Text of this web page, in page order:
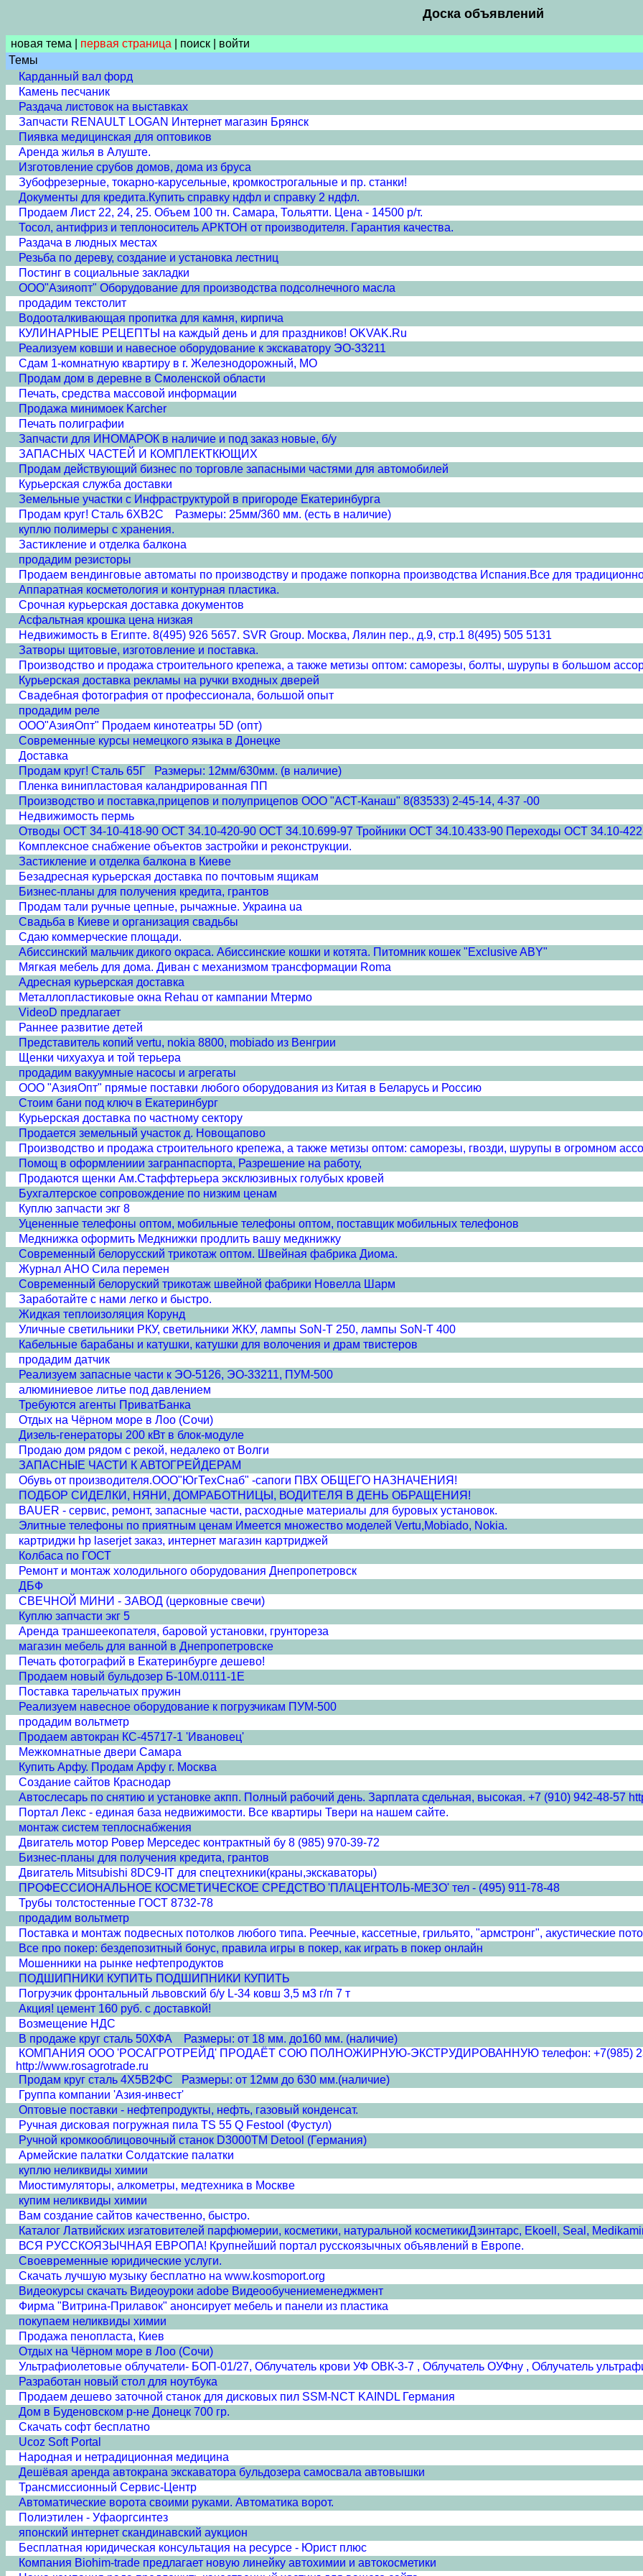
Доска объявлений
новая тема первая страница поиск войти
Темы
Карданный вал форд
Камень песчаник
Раздача листовок на выставках
Запчасти RENAULT LOGAN Интернет магазин Брянск
Пиявка медицинская для оптовиков
Аренда жилья в Алуште.
Изготовление срубов домов, дома из бруса
Зубофрезерные, токарно-карусельные, кромкострогальные и пр. станки!
Документы для кредита.Купить справку ндфл и справку 2 ндфл.
Продаем Лист 22, 24, 25. Объем 100 тн. Самара, Тольятти. Цена - 14500 р/т.
Тосол, антифриз и теплоноситель АРКТОН от производителя. Гарантия качества.
Раздача в людных местах
Резьба по дереву, создание и установка лестниц
Постинг в социальные закладки
ООО"Азияопт" Оборудование для производства подсолнечного масла
продадим текстолит
Водооталкивающая пропитка для камня, кирпича
КУЛИНАРНЫЕ РЕЦЕПТЫ на каждый день и для праздников! OKVAK.Ru
Реализуем ковши и навесное оборудование к экскаватору ЭО-33211
Сдам 1-комнатную квартиру в г. Железнодорожный, МО
Продам дом в деревне в Смоленской области
Печать, средства массовой информации
Продажа минимоек Karcher
Печать полиграфии
Запчасти для ИНОМАРОК в наличие и под заказ новые, б/у
ЗАПАСНЫХ ЧАСТЕЙ И КОМПЛЕКТКЮЩИХ
Продам действующий бизнес по торговле запасными частями для автомобилей
Курьерская служба доставки
Земельные участки с Инфраструктурой в пригороде Екатеринбурга
Продам круг! Сталь 6ХВ2С Размеры: 25мм/360 мм. (есть в наличие)
куплю полимеры с хранения.
Застикление и отделка балкона
продадим резисторы
Продаем вендинговые автоматы по производству и продаже попкорна производства Испания.Все для
Аппаратная косметология и контурная пластика.
Срочная курьерская доставка документов
Асфальтная крошка цена низкая
Недвижимость в Египте. 8(495) 926 5657. SVR Group. Москва, Лялин пер., д.9, стр.1 8(495) 505 5131
Затворы щитовые, изготовление и поставка.
Производство и продажа строительного крепежа, а также метизы оптом: саморезы, болты, шурупы в большом
Курьерская доставка рекламы на ручки входных дверей
Свадебная фотография от профессионала, большой опыт
продадим реле
ООО"АзияОпт" Продаем кинотеатры 5D (опт)
Современные курсы немецкого языка в Донецке
Доставка
Продам круг! Сталь 65Г Размеры: 12мм/630мм. (в наличие)
Пленка винипластовая каландрированная ПП
Производство и поставка,прицепов и полуприцепов ООО "АСТ-Канаш" 8(83533) 2-45-14, 4-37 -00
Недвижимость пермь
Отводы ОСТ 34-10-418-90 ОСТ 34.10-420-90 ОСТ 34.10.699-97 Тройники ОСТ 34.10.433-90 Переходы ОСТ 34.10-
Комплексное снабжение объектов застройки и реконструкции.
Застикление и отделка балкона в Киеве
Безадресная курьерская доставка по почтовым ящикам
Бизнес-планы для получения кредита, грантов
Продам тали ручные цепные, рычажные. Украина ua
Свадьба в Киеве и организация свадьбы
Сдаю коммерческие площади.
Абиссинский мальчик дикого окраса. Абиссинские кошки и котята. Питомник кошек "Exclusive ABY"
Мягкая мебель для дома. Диван с механизмом трансформации Roma
Адресная курьерская доставка
Металлопластиковые окна Rehau от кампании Мтермо
VideoD предлагает
Раннее развитие детей
Представитель копий vertu, nokia 8800, mobiado из Венгрии
Щенки чихуахуа и той терьера
продадим вакуумные насосы и агрегаты
ООО "АзияОпт" прямые поставки любого оборудования из Китая в Беларусь и Россию
Стоим бани под ключ в Екатеринбург
Курьерская доставка по частному сектору
Продается земельный участок д. Новощапово
Производство и продажа строительного крепежа, а также метизы оптом: саморезы, гвозди, шурупы в огромном
Помощ в оформлениии загранпаспорта, Разрешение на работу,
Продаются щенки Ам.Стаффтерьера эксклюзивных голубых кровей
Бухгалтерское сопровождение по низким ценам
Куплю запчасти экг 8
Уцененные телефоны оптом, мобильные телефоны оптом, поставщик мобильных телефонов
Медкнижка оформить Медкнижки продлить вашу медкнижку
Современный белорусский трикотаж оптом. Швейная фабрика Диома.
Журнал АНО Сила перемен
Современный белоруский трикотаж швейной фабрики Новелла Шарм
Заработайте с нами легко и быстро.
Жидкая теплоизоляция Корунд
Уличные светильники РКУ, светильники ЖКУ, лампы SoN-T 250, лампы SoN-T 400
Кабельные барабаны и катушки, катушки для волочения и драм твистеров
продадим датчик
Реализуем запасные части к ЭО-5126, ЭО-33211, ПУМ-500
алюминиевое литье под давлением
Требуются агенты ПриватБанка
Отдых на Чёрном море в Лоо (Сочи)
Дизель-генераторы 200 кВт в блок-модуле
Продаю дом рядом с рекой, недалеко от Волги
ЗАПАСНЫЕ ЧАСТИ К АВТОГРЕЙДЕРАМ
Обувь от производителя.ООО"ЮгТехСнаб" -сапоги ПВХ ОБЩЕГО НАЗНАЧЕНИЯ!
ПОДБОР СИДЕЛКИ, НЯНИ, ДОМРАБОТНИЦЫ, ВОДИТЕЛЯ В ДЕНЬ ОБРАЩЕНИЯ!
BAUER - сервис, ремонт, запасные части, расходные материалы для буровых установок.
Элитные телефоны по приятным ценам Имеется множество моделей Vertu,Mobiado, Nokia.
картриджи hp laserjet заказ, интернет магазин картриджей
Колбаса по ГОСТ
Ремонт и монтаж холодильного оборудования Днепропетровск
ДБФ
СВЕЧНОЙ МИНИ - ЗАВОД (церковные свечи)
Куплю запчасти экг 5
Аренда траншеекопателя, баровой установки, грунтореза
магазин мебель для ванной в Днепропетровске
Печать фотографий в Екатеринбурге дешево!
Продаем новый бульдозер Б-10М.0111-1Е
Поставка тарельчатых пружин
Реализуем навесное оборудование к погрузчикам ПУМ-500
продадим вольтметр
Продаем автокран КС-45717-1 'Ивановец'
Межкомнатные двери Cамара
Купить Арфу. Продам Арфу г. Москва
Создание сайтов Краснодар
Автослесарь по снятию и установке акпп. Полный рабочий день. Зарплата сдельная, высокая. +7 (910) 942-48-57
Портал Лекс - единая база недвижимости. Все квартиры Твери на нашем сайте.
монтаж систем теплоснабжения
Двигатель мотор Ровер Мерседес контрактный бу 8 (985) 970-39-72
Бизнес-планы для получения кредита, грантов
Двигатель Mitsubishi 8DC9-IT для спецтехники(краны,экскаваторы)
ПРОФЕССИОНАЛЬНОЕ КОСМЕТИЧЕСКОЕ СРЕДСТВО 'ПЛАЦЕНТОЛЬ-МЕЗО' тел - (495) 911-78-48
Трубы толстостенные ГОСТ 8732-78
продадим вольтметр
Поставка и монтаж подвесных потолков любого типа. Реечные, кассетные, грильято, "армстронг", акустические
Все про покер: бездепозитный бонус, правила игры в покер, как играть в покер онлайн
Мошенники на рынке нефтепродуктов
ПОДШИПНИКИ КУПИТЬ ПОДШИПНИКИ КУПИТЬ
Погрузчик фронтальный львовский б/у L-34 ковш 3,5 м3 г/п 7 т
Акция! цемент 160 руб. с доставкой!
Возмещение НДС
В продаже круг сталь 50ХФА Размеры: от 18 мм. до160 мм. (наличие)
КОМПАНИЯ ООО 'РОСАГРОТРЕЙД' ПРОДАЁТ СОЮ ПОЛНОЖИРНУЮ-ЭКСТРУДИРОВАННУЮ телефон: +7(985) 233-
http://www.rosagrotrade.ru
Продам круг сталь 4Х5В2ФС Размеры: от 12мм до 630 мм.(наличие)
Группа компании 'Азия-инвест'
Оптовые поставки - нефтепродукты, нефть, газовый конденсат.
Ручная дисковая погружная пила TS 55 Q Festool (Фустул)
Ручной кромкооблицовочный станок D3000TM Detool (Германия)
Армейские палатки Солдатские палатки
куплю неликвиды химии
Миостимуляторы, алкометры, медтехника в Москве
купим неликвиды химии
Вам создание сайтов качественно, быстро.
Каталог Латвийских изгатовителей парфюмерии, косметики, натуральной косметикиДзинтарс, Ekoell, Seal,
ВСЯ РУССКОЯЗЫЧНАЯ ЕВРОПА! Крупнейший портал русскоязычных объявлений в Европе.
Своевременные юридические услуги.
Скачать лучшую музыку бесплатно на www.kosmoport.org
Видеокурсы скачать Видеоуроки adobe Видеообучениеменеджмент
Фирма "Витрина-Прилавок" анонсирует мебель и панели из пластика
покупаем неликвиды химии
Продажа пенопласта, Киев
Отдых на Чёрном море в Лоо (Сочи)
Ультрафиолетовые облучатели- БОП-01/27, Облучатель крови УФ ОВК-3-7 , Облучатель ОУФну , Облучатель
Разработан новый стол для ноутбука
Продаем дешево заточной станок для дисковых пил SSM-NCT KAINDL Германия
Дом в Буденовском р-не Донецк 700 гр.
Скачать софт бесплатно
Ucoz Soft Portal
Народная и нетрадиционная медицина
Дешёвая аренда автокрана экскаватора бульдозера самосвала автовышки
Трансмиссионный Сервис-Центр
Автоматические ворота своими руками. Автоматика ворот.
Полиэтилен - Уфаоргсинтез
японский интернет скандинавский аукцион
Бесплатная юридическая консультация на ресурсе - Юрист плюс
Компания Biohim-trade предлагает новую линейку автохимии и автокосметики